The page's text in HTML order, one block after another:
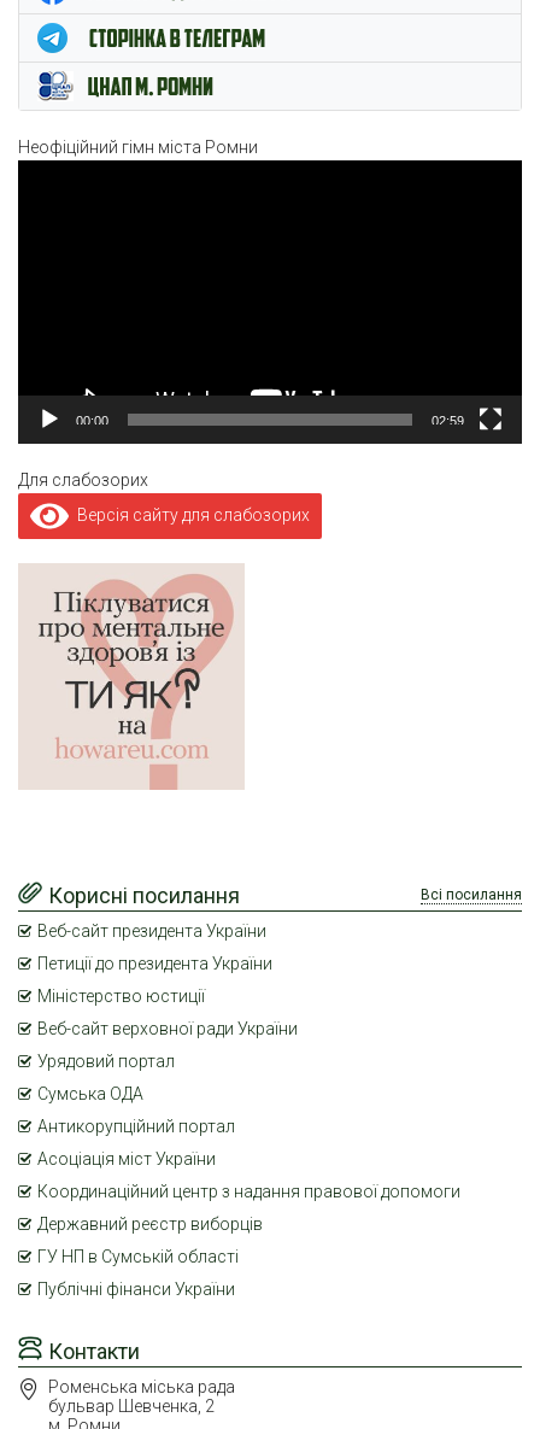
Неофіційний гімн міста Ромни
00:00 02:59
Для слабозорих
Версія сайту для слабозорих
Контакти
Роменська міська рада
бульвар Шевченка, 2
Корисні посилання Всі посилання
Веб-сайт президента України
Петиції до президента України
Міністерство юстиції
Веб-сайт верховної ради України
Урядовий портал
Сумська ОДА
Антикорупційний портал
Асоціація міст України
Координаційний центр з надання правової допомоги
Державний реєстр виборців
ГУ НП в Сумській області
Публічні фінанси України